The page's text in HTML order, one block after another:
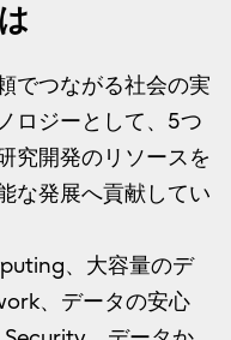
でつながる社会の実
ロジーとして、5つ
究開発のリソースを
な発展へ貢献してい
、大容量のデ
、データの安心